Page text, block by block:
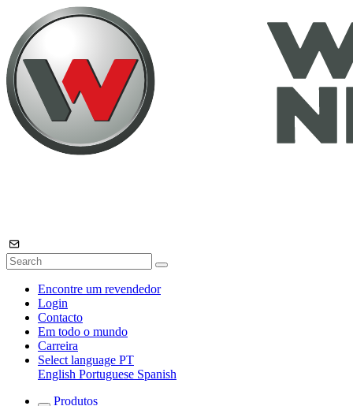
Encontre um revendedor
Login
Contacto
Em todo o mundo
Carreira
Select language PT
English Portuguese Spanish
Produtos